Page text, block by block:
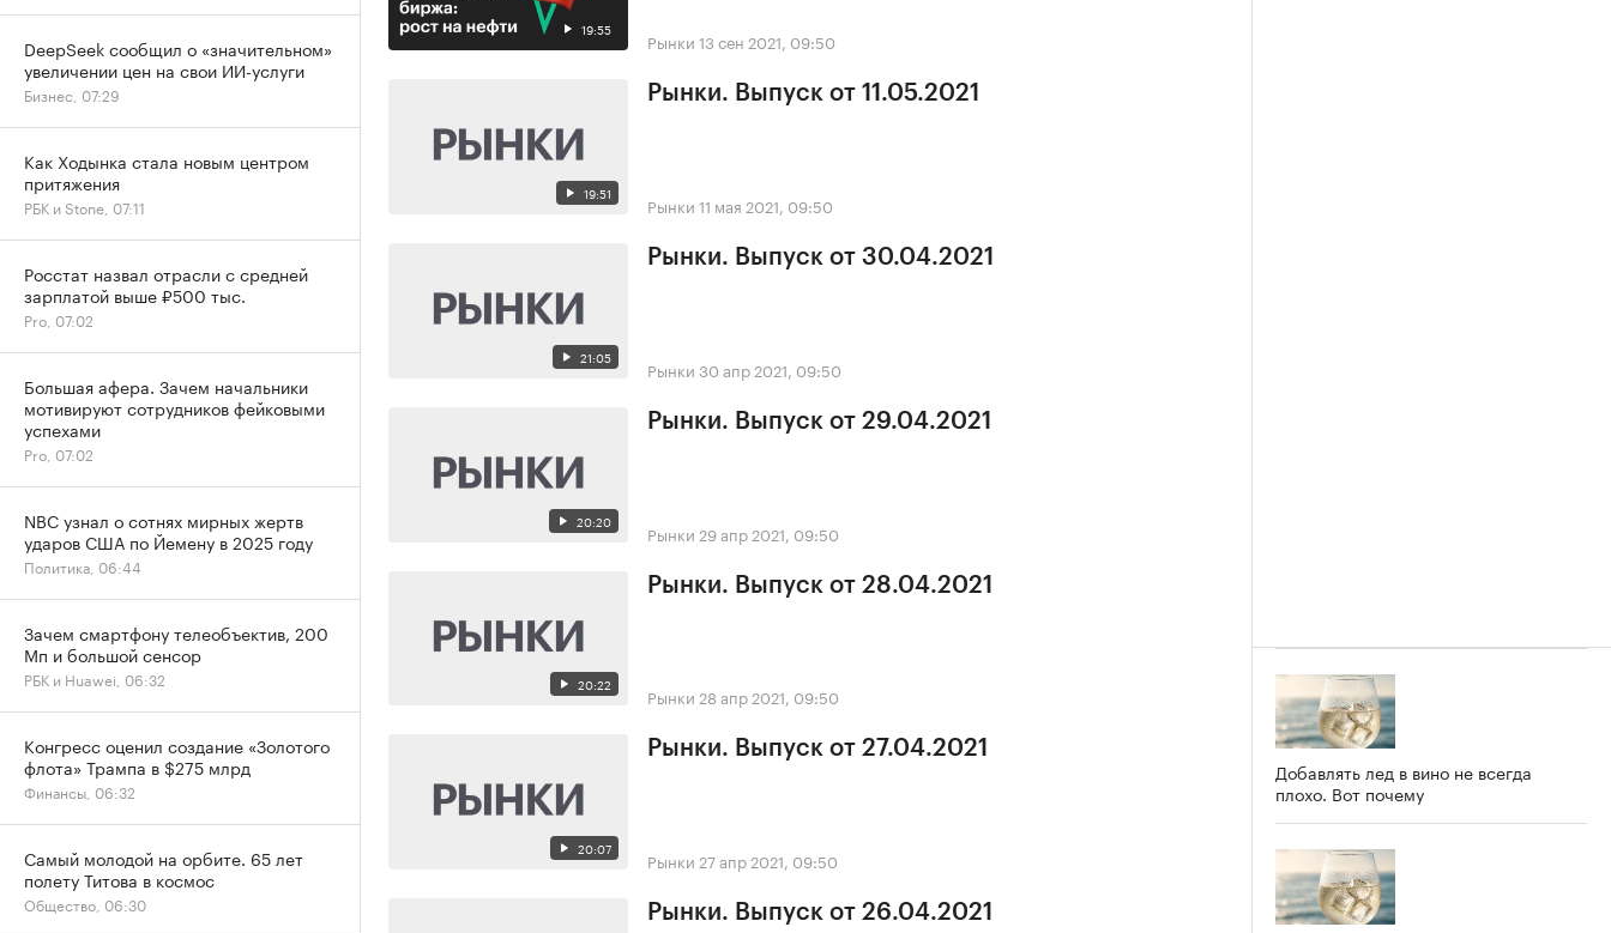
19:55 Рынки 13 сен 2021, 09:50
19:51
Рынки. Выпуск от 11.05.2021
Рынки 11 мая 2021, 09:50
21:05
Рынки. Выпуск от 30.04.2021
Рынки 30 апр 2021, 09:50
20:20
Рынки. Выпуск от 29.04.2021
Рынки 29 апр 2021, 09:50
20:22
Рынки. Выпуск от 28.04.2021
Рынки 28 апр 2021, 09:50
20:07
Рынки. Выпуск от 27.04.2021
Рынки 27 апр 2021, 09:50
Рынки. Выпуск от 26.04.2021
Добавлять лед в вино не всегда
плохо. Вот почему
DeepSeek сообщил о «значительном»
увеличении цен на свои ИИ-услуги
Бизнес, 07:29
Как Ходынка стала новым центром
притяжения
РБК и Stone, 07:11
Росстат назвал отрасли с средней
зарплатой выше ₽500 тыс.
Pro, 07:02
Большая афера. Зачем начальники
мотивируют сотрудников фейковыми
успехами
Pro, 07:02
NBC узнал о сотнях мирных жертв
ударов США по Йемену в 2025 году
Политика, 06:44
Зачем смартфону телеобъектив, 200
Мп и большой сенсор
РБК и Huawei, 06:32
Конгресс оценил создание «Золотого
флота» Трампа в $275 млрд
Финансы, 06:32
Самый молодой на орбите. 65 лет
полету Титова в космос
Общество, 06:30